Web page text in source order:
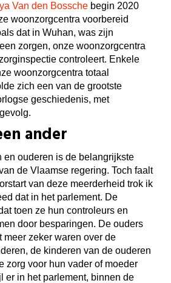
Van den Bossche begin 2020
woonzorgcentra voorbereid
dat in Wuhan, was zijn
zorgen, onze woonzorgcentra
controleert. Enkele
woonzorgcentra totaal
zich een van de grootste
geschiedenis, met
ander
en ouderen is de belangrijkste
de Vlaamse regering. Toch faalt
van deze meerderheid trok ik
dat in het parlement. De
toen ze hun controleurs en
door besparingen. De ouders
meer zeker­ waren over de
de kinderen van de ouderen
zorg voor hun vader of moeder
er in het parlement, binnen de